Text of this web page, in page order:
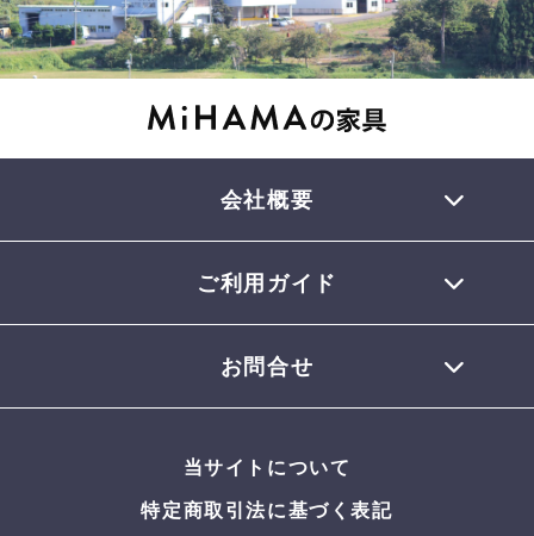
会社概要
ご利用ガイド
お支払いについて
返品・交換について
よくある質問
お問合せ
当サイトについて
特定商取引法に基づく表記